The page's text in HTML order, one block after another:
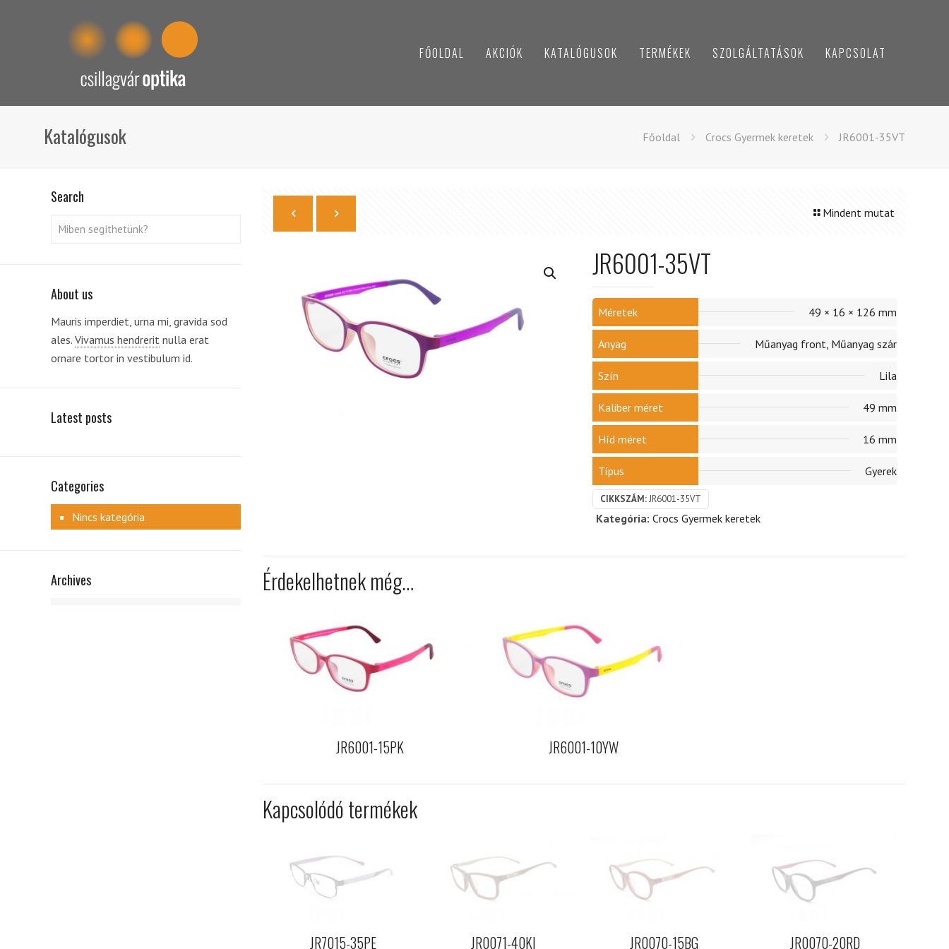
FŐOLDAL AKCIÓK KATALÓGUSOK TERMÉKEK SZOLGÁLTATÁSOK KAPCSOLAT
Katalógusok Főoldal Crocs Gyermek keretek JR6001-35VT
Mindent mutat
JR6001-35VT
Méretek 49 × 16 × 126 mm
Anyag Műanyag front, Műanyag szár
Szín Lila
Kaliber méret 49 mm
Híd méret 16 mm
Típus Gyerek
CIKKSZÁM:JR6001-35VT
Kategória: Crocs Gyermek keretek
Érdekelhetnek még…
JR6001-15PK JR6001-10YW
Kapcsolódó termékek
JR7015-35PE JR0071-40KI JR0070-15BG JR0070-20RD
Search
About us
Mauris imperdiet, urna mi, gravida sod
ales. Vivamus hendrerit nulla erat
ornare tortor in vestibulum id.
Latest posts
Categories
Nincs kategória
Archives